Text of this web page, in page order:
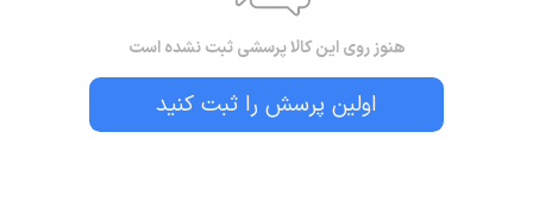
هنوز روی این کالا پرسشی ثبت نشده است
اولین پرسش را ثبت کنید